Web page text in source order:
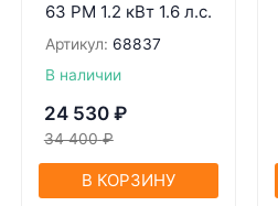
63 РМ 1.2 кВт 1.6 л.с.
Артикул: 68837
В наличии
24 530 ₽
34 400 ₽
В КОРЗИНУ